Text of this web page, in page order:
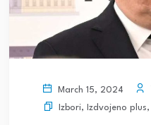
March 15, 2024
Izbori, Izdvojeno plus,